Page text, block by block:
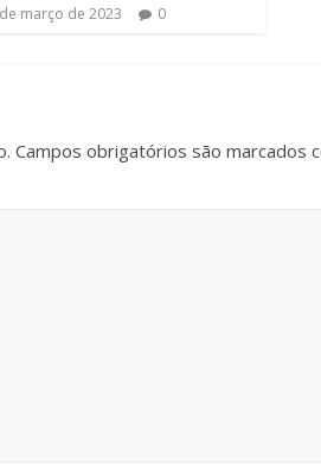
março de 2023 0
Campos obrigatórios são marcados